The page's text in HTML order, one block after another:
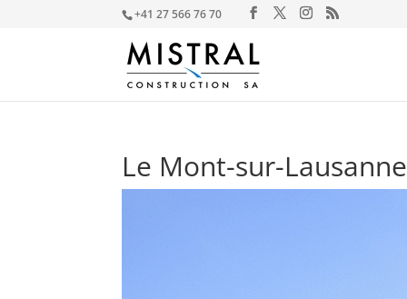
+41 27 566 76 70
Le Mont-sur-Lausanne